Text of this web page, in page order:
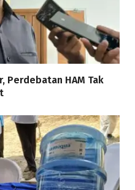
Perdebatan HAM Tak